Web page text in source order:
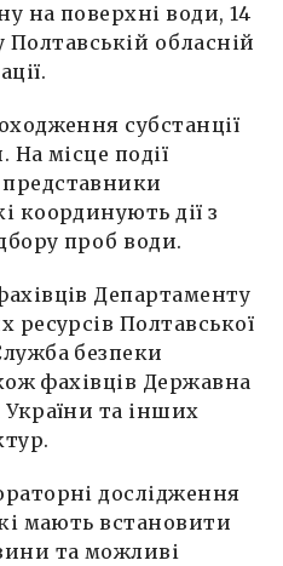
на поверхні води, 14
Полтавській обласній
субстанції
На місце події
координують дії з
проб води.
Департаменту
ресурсів Полтавської
безпеки
фахівців Державна
України та інших
дослідження
мають встановити
та можливі